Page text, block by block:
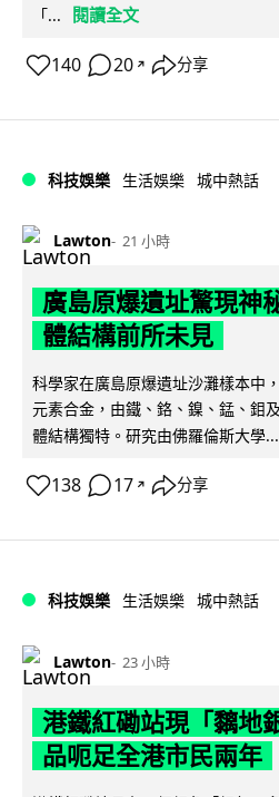
「...
閱讀全文
140 20 ↗ 分享
科技娛樂 生活娛樂 城中熱話
Lawton 21 小時
廣島原爆遺址驚現神
體結構前所未見
科學家在廣島原爆遺址沙灘樣本中
元素合金，由鐵、鉻、鎳、錳、鉬
體結構獨特。研究由佛羅倫斯大學...
138 17 ↗ 分享
科技娛樂 生活娛樂 城中熱話
Lawton 23 小時
港鐵紅磡站現「黐地
品呃足全港市民兩年